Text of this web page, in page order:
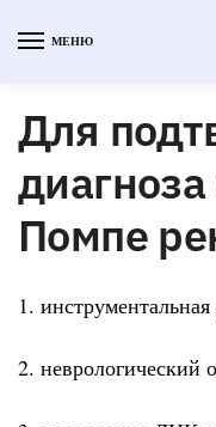
МЕНЮ
Для
Помпе
1.
2. неврологический